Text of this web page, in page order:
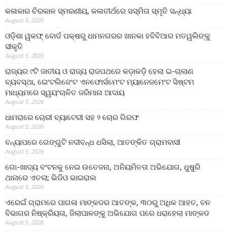
କଳାକାର ଚିରକାଳ ସ୍ମରଣୀୟ, କଳାତୀର୍ଥରେ ସସ୍ମିତା ସ୍ମୃତି ସନ୍ଧ୍ୟା
August 5, 2026
ଓଡ଼ିଶା ୱକଫ୍ ବୋର୍ଡ ପକ୍ଷରୁ ଧାମନଗରର ଖାନକା ହବିବିଆର ମତୱଲିଙ୍କୁ
ସୀକୃତି
August 5, 2026
ରାଜ୍ୟର ୯ଟି ଜାତୀୟ ଓ ରାଜ୍ୟ ରାଜପଥରେ କଡ଼ାକଡ଼ି ହେଲା ଇ-ଚାଲାଣ
ବ୍ୟବସ୍ଥା, ଇେଂଟଲିଜେଂଟ ଏନଫୋର୍ସମେଂଟ ମ୍ୟାନେଜମେଂଟ ସିଷ୍ଟମ
ମାଧ୍ୟମରେ ସ୍ୱୟଂଚାଳିତ ଜରିମାନା ଆଦାୟ
August 5, 2026
ଧାମରାରେ ଚୋରୀ ବ୍ୟାଟେରୀ ସହ ୨ ଚୋର ଗିରଫ
August 5, 2026
ବନ୍ୟାପରେ ଗେଙ୍ଗୁଟି ନଦୀବନ୍ଧ ଧସିଲା, ଆତଙ୍କିତ ଗ୍ରାମବାସୀ
August 5, 2026
ଗୋ-ଖାଦ୍ୟ ବଂଟନକୁ ନେଇ ଉତେଜନା, ଅନିୟମିତତା ଅଭିଯୋଗ, ଧୁଷୁରି
ଥାନାରେ ଏତଲା; ଭିଡିଓ ଭାଇରାଲ
August 5, 2026
ଏରେଇଁ ଗ୍ରାମରେ ପାଗଳା ମାଙ୍କଡର ଆତଙ୍କ, ୩୦ରୁ ଅଧିକ ଆହତ, ବନ
ବିଭାଗର ନିଷ୍କ୍ରିୟତା, ଜିଲାପାଳଙ୍କୁ ଅଭିଯୋଗ ପରେ ଧରାହେଲା ମାଙ୍କଡ
August 5, 2026